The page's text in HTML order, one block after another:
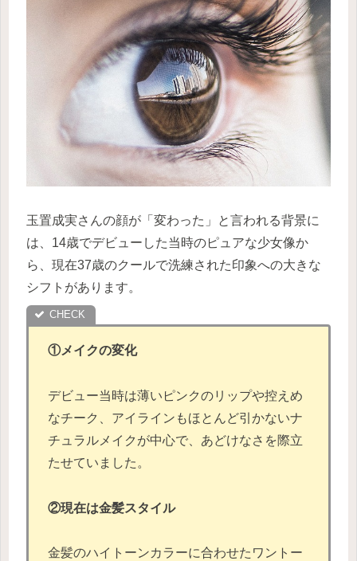
玉置成実さんの顔が「変わった」と言われる背景に
は、14歳でデビューした当時のピュアな少女像か
ら、現在37歳のクールで洗練された印象への大きな
シフトがあります。
①メイクの変化
デビュー当時は薄いピンクのリップや控えめ
なチーク、アイラインもほとんど引かないナ
チュラルメイクが中心で、あどけなさを際立
たせていました。
②現在は金髪スタイル
金髪のハイトーンカラーに合わせたワントー